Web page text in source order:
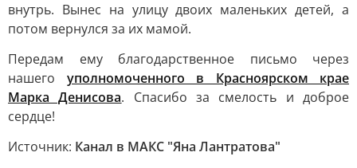
внутрь. Вынес на улицу двоих маленьких детей, а
потом вернулся за их мамой.
Передам ему благодарственное письмо через
нашего уполномоченного в Красноярском крае
Марка Денисова. Спасибо за смелость и доброе
сердце!
Источник: Канал в МАКС "Яна Лантратова"